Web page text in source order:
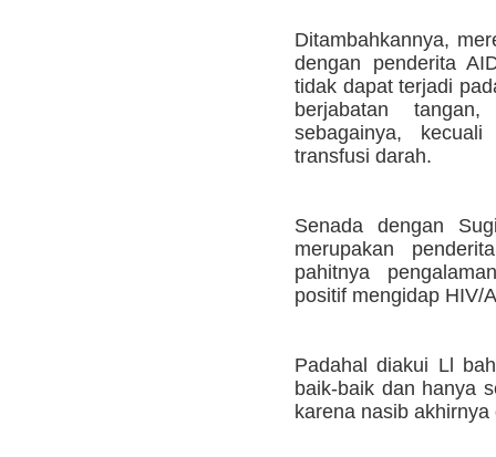
Ditambahkannya,
dengan penderita
tidak dapat terjadi
berjabatan
sebagainya,
transfusi darah.
Senada dengan
merupakan
pahitnya
positif mengidap HIV/
Padahal diakui Ll
baik-baik dan hanya
karena nasib